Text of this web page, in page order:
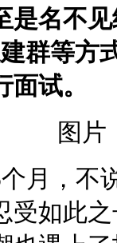
是名不
群等方
试。
月，不
受如此